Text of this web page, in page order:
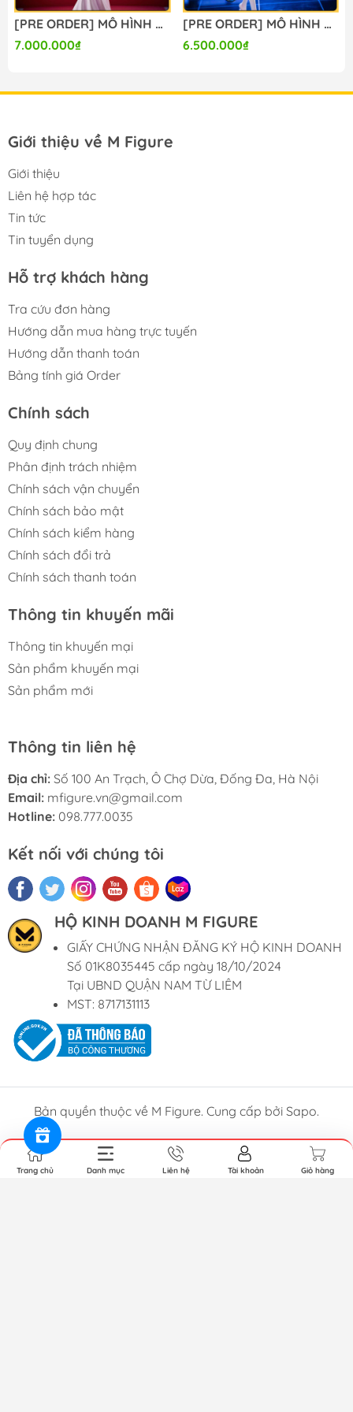
[PRE ORDER] MÔ HÌNH Re:Zero kara Hajimeru Isekai Seikatsu - Emilia - 1/7 - Wedding Dress Ver (Design Coco) FIGURE CHÍNH HÃNG
7.000.000₫
[PRE ORDER] MÔ HÌNH Kei & Aris - Blue Archive (ACGN 02 Studio) FIGURE CHÍNH HÃNG
6.500.000₫
Giới thiệu về M Figure
Giới thiệu
Liên hệ hợp tác
Tin tức
Tin tuyển dụng
Hỗ trợ khách hàng
Tra cứu đơn hàng
Hướng dẫn mua hàng trực tuyến
Hướng dẫn thanh toán
Bảng tính giá Order
Chính sách
Quy định chung
Phân định trách nhiệm
Chính sách vận chuyển
Chính sách bảo mật
Chính sách kiểm hàng
Chính sách đổi trả
Chính sách thanh toán
Thông tin khuyến mãi
Thông tin khuyến mại
Sản phẩm khuyến mại
Sản phẩm mới
Thông tin liên hệ
Địa chỉ: Số 100 An Trạch, Ô Chợ Dừa, Đống Đa, Hà Nội
Email: mfigure.vn@gmail.com
Hotline: 098.777.0035
Kết nối với chúng tôi
HỘ KINH DOANH M FIGURE
GIẤY CHỨNG NHẬN ĐĂNG KÝ HỘ KINH DOANH
Số 01K8035445 cấp ngày 18/10/2024
Tại UBND QUẬN NAM TỪ LIÊM
MST: 8717131113
Bản quyền thuộc về M Figure. Cung cấp bởi Sapo.
Trang chủ Danh mục Liên hệ Tài khoản Giỏ hàng